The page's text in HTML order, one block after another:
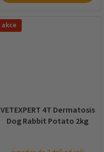
akce
VETEXPERT 4T Dermatosis
Dog Rabbit Potato 2kg